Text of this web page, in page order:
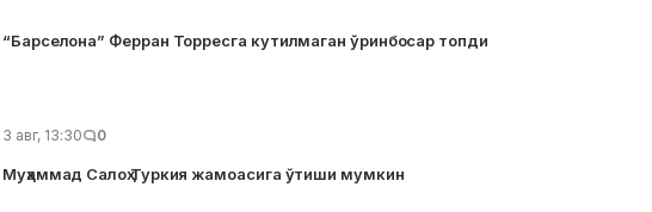
“Барселона” Ферран Торресга кутилмаган ўринбосар топди
3 авг, 13:30 0
Муҳаммад Салоҳ Туркия жамоасига ўтиши мумкин